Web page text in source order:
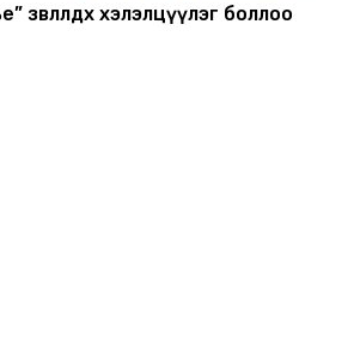
зөвлөлдөх хэлэлцүүлэг боллоо